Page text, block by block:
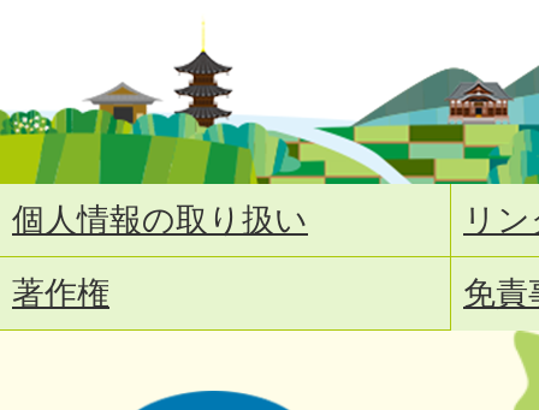
個人情報の取り扱い
リ
著作権
免責